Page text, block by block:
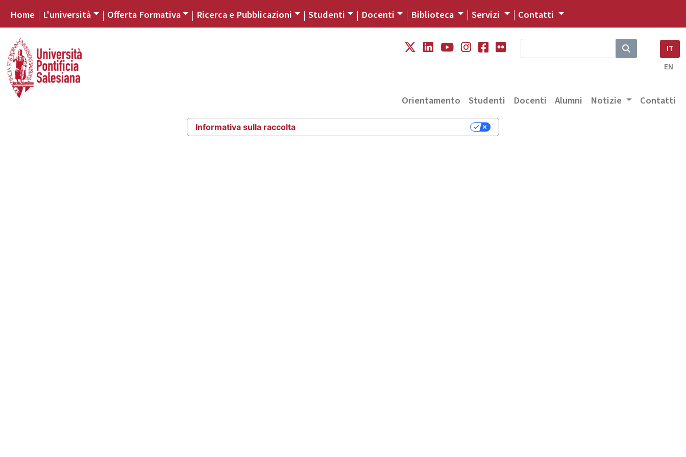
Home L'università Offerta Formativa Ricerca e Pubblicazioni Studenti Docenti Biblioteca Servizi Contatti
IT
EN
Orientamento Studenti Docenti Alumni Notizie Contatti
Informativa sulla raccolta